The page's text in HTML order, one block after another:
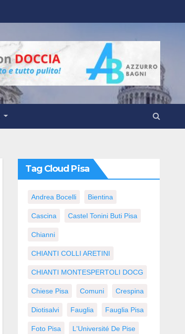
Tag Cloud Pisa
Andrea Bocelli Bientina
Cascina Castel Tonini Buti Pisa
Chianni
CHIANTI COLLI ARETINI
CHIANTI MONTESPERTOLI DOCG
Chiese Pisa Comuni Crespina
Diotisalvi Fauglia Fauglia Pisa
Foto Pisa L'Université De Pise